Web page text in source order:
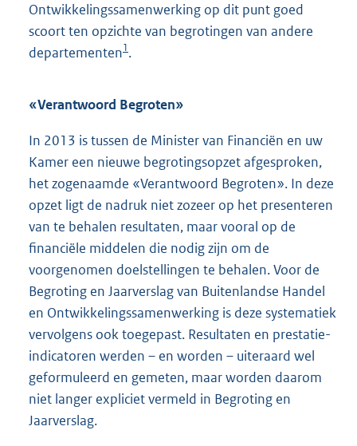
e
l
r
n
k
:
Ontwikkelingssamenwerking op dit punt goed
scoort ten opzichte van begrotingen van andere
departementen1.
«Verantwoord Begroten»
In 2013 is tussen de Minister van Financiën en uw
Kamer een nieuwe begrotingsopzet afgesproken,
het zogenaamde «Verantwoord Begroten». In deze
opzet ligt de nadruk niet zozeer op het presenteren
van te behalen resultaten, maar vooral op de
financiële middelen die nodig zijn om de
voorgenomen doelstellingen te behalen. Voor de
Begroting en Jaarverslag van Buitenlandse Handel
en Ontwikkelingssamenwerking is deze systematiek
vervolgens ook toegepast. Resultaten en prestatie-
indicatoren werden – en worden – uiteraard wel
geformuleerd en gemeten, maar worden daarom
niet langer expliciet vermeld in Begroting en
Jaarverslag.